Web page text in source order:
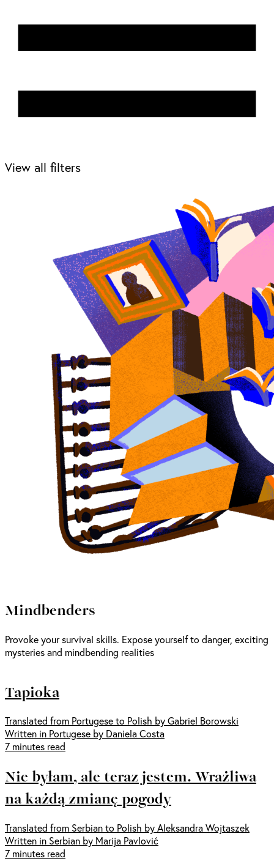
View all filters
Mindbenders
Provoke your survival skills. Expose yourself to danger, exciting
mysteries and mindbending realities
Tapioka
Translated from Portugese to Polish by Gabriel Borowski
Written in Portugese by Daniela Costa
7 minutes read
Nie byłam, ale teraz jestem. Wrażliwa
na każdą zmianę pogody
Translated from Serbian to Polish by Aleksandra Wojtaszek
Written in Serbian by Marija Pavlović
7 minutes read